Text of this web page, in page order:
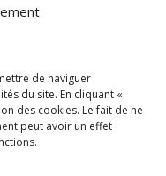
de naviguer
du site. En cliquant «
des cookies. Le fait de ne
peut avoir un effet